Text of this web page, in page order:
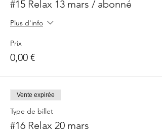
#15 Relax 13 mars / abonné
Plus d'info
Prix
0,00 €
Vente expirée
Type de billet
#16 Relax 20 mars